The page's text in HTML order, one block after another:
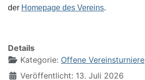
der Homepage des Vereins.
Details
Kategorie: Offene Vereinsturniere
Veröffentlicht: 13. Juli 2026